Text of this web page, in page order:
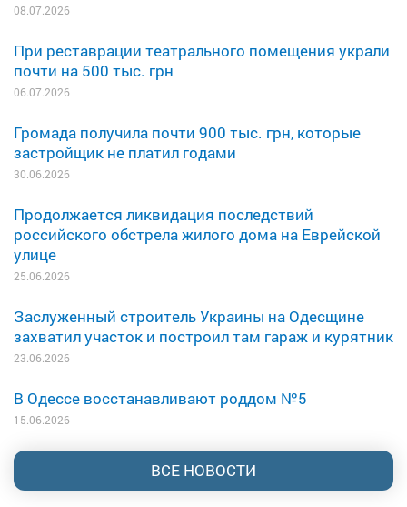
08.07.2026
При реставрации театрального помещения украли
почти на 500 тыс. грн
06.07.2026
Громада получила почти 900 тыс. грн, которые
застройщик не платил годами
30.06.2026
Продолжается ликвидация последствий
российского обстрела жилого дома на Еврейской
улице
25.06.2026
Заслуженный строитель Украины на Одесщине
захватил участок и построил там гараж и курятник
23.06.2026
В Одессе восстанавливают роддом №5
15.06.2026
ВСЕ НОВОСТИ